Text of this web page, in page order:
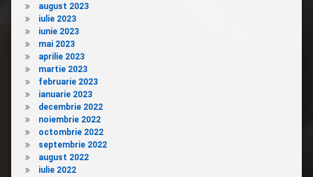
august 2023
iulie 2023
iunie 2023
mai 2023
aprilie 2023
martie 2023
februarie 2023
ianuarie 2023
decembrie 2022
noiembrie 2022
octombrie 2022
septembrie 2022
august 2022
iulie 2022